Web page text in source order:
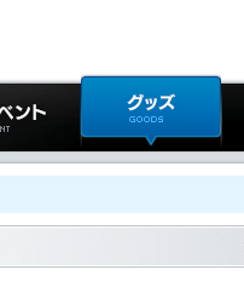
グッズ 公